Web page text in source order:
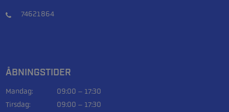
74621864
ÅBNINGSTIDER
Mandag:
09:00 – 17:30
Tirsdag:
09:00 – 17:30